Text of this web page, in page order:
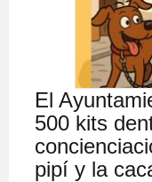
El
500 kits
pipí y la